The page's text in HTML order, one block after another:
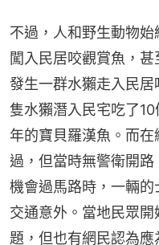
不過，人和野生動物
闖入民居咬觀賞魚，
發生一群水獺走入民
隻水獺潛入民宅吃了
年的寶貝羅漢魚。而
過，但當時無警衛開路
機會過馬路時，一輛
交通意外。當地民眾
題，但也有網民認為應